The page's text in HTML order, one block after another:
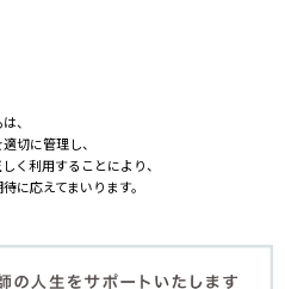
、
切に管理し、
く利用することにより、
に応えてまいります。